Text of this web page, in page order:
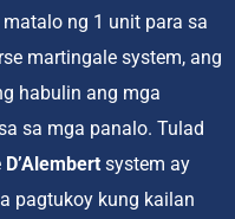
ng 1 unit para sa
martingale system, ang
habulin ang mga
sa mga panalo. Tulad
D’Alembert system ay
pagtukoy kung kailan